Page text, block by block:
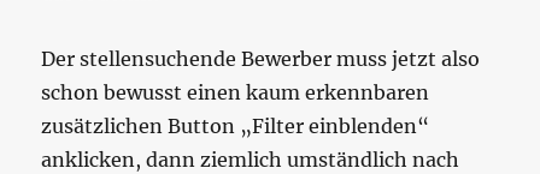
Der stellensuchende Bewerber muss jetzt also
schon bewusst einen kaum erkennbaren
zusätzlichen Button „Filter einblenden“
anklicken, dann ziemlich umständlich nach